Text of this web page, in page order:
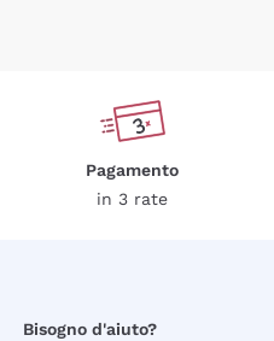
Pagamento
in 3 rate
Bisogno d'aiuto?